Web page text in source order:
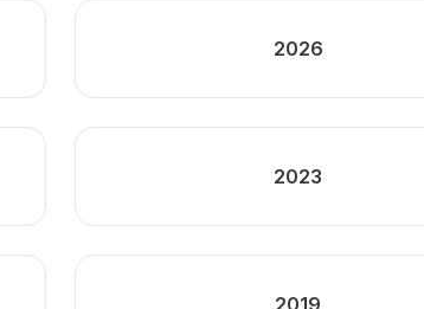
2026
2023
2019